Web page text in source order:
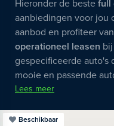
Hieronder de beste full
aanbiedingen voor jou
aanbod en profiteer
operationeel leasen
gespecificeerde auto's
mooie en passende
Lees meer
Beschikbaar